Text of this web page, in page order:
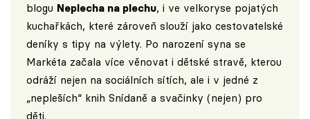
blogu Neplecha na plechu, i ve velkoryse pojatých
kuchařkách, které zároveň slouží jako cestovatelské
deníky s tipy na výlety. Po narození syna se
Markéta začala více věnovat i dětské stravě, kterou
odráží nejen na sociálních sítích, ale i v jedné z
„nepleších“ knih Snídaně a svačinky (nejen) pro
děti.